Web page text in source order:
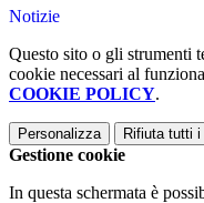
Notizie
Questo sito o gli strumenti
cookie necessari al
COOKIE POLICY.
Personalizza Rifiuta tutti i
Gestione cookie
In questa schermata è